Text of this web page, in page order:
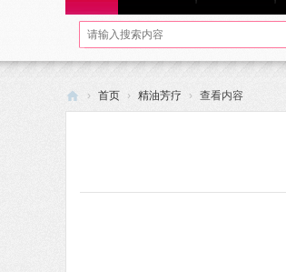
› 首页 › 精油芳疗 › 查看内容